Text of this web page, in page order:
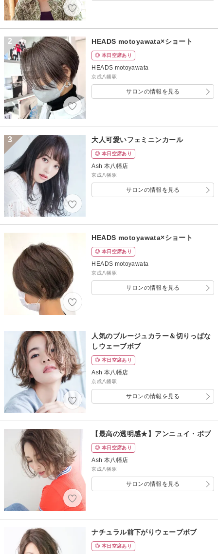
2 HEADS motoyawata×ショート
◎ 本日空席あり
HEADS motoyawata
京成八幡駅
サロンの情報を見る
3 大人可愛いフェミニンカール
◎ 本日空席あり
Ash 本八幡店
京成八幡駅
サロンの情報を見る
HEADS motoyawata×ショート
◎ 本日空席あり
HEADS motoyawata
京成八幡駅
サロンの情報を見る
人気のブルージュカラー＆切りっぱな
しウェーブボブ
◎ 本日空席あり
Ash 本八幡店
京成八幡駅
サロンの情報を見る
【最高の透明感★】アンニュイ・ボブ
◎ 本日空席あり
Ash 本八幡店
京成八幡駅
サロンの情報を見る
ナチュラル前下がりウェーブボブ
◎ 本日空席あり